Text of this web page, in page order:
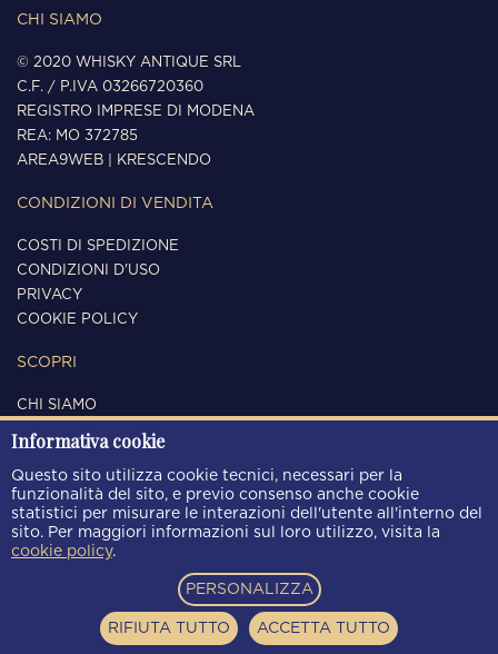
CHI SIAMO
© 2020 WHISKY ANTIQUE SRL
C.F. / P.IVA 03266720360
REGISTRO IMPRESE DI MODENA
REA: MO 372785
AREA9WEB
KRESCENDO
CONDIZIONI DI VENDITA
COSTI DI SPEDIZIONE
CONDIZIONI D'USO
PRIVACY
COOKIE POLICY
SCOPRI
CHI SIAMO
CONTATTI
SEGUICI
Informativa cookie
Questo sito utilizza cookie tecnici, necessari per la
funzionalità del sito, e previo consenso anche cookie
statistici per misurare le interazioni dell'utente all'interno del
sito. Per maggiori informazioni sul loro utilizzo, visita la
cookie policy.
PERSONALIZZA
RIFIUTA TUTTO ACCETTA TUTTO